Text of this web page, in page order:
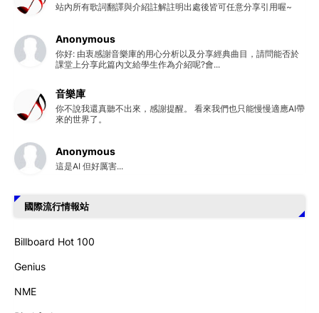
站內所有歌詞翻譯與介紹註解註明出處後皆可任意分享引用喔~
Anonymous
你好: 由衷感謝音樂庫的用心分析以及分享經典曲目，請問能否於
課堂上分享此篇內文給學生作為介紹呢?會...
音樂庫
你不說我還真聽不出來，感謝提醒。 看來我們也只能慢慢適應AI帶
來的世界了。
Anonymous
這是AI 但好厲害...
國際流行情報站
Billboard Hot 100
Genius
NME